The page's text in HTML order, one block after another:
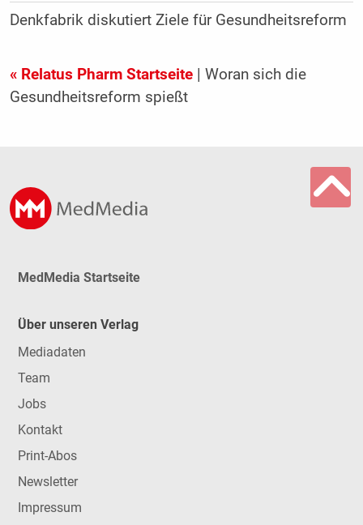
Denkfabrik diskutiert Ziele für Gesundheitsreform
« Relatus Pharm Startseite| Woran sich die
Gesundheitsreform spießt
MedMedia Startseite
Über unseren Verlag
Mediadaten
Team
Jobs
Kontakt
Print-Abos
Newsletter
Impressum